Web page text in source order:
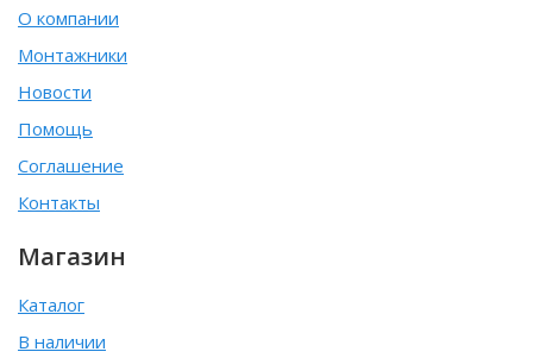
О компании
Монтажники
Новости
Помощь
Соглашение
Контакты
Магазин
Каталог
В наличии